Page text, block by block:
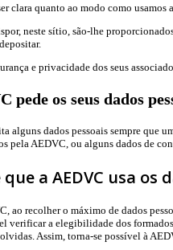
clara quanto ao modo como usamos
neste sítio, são-lhe
e privacidade dos seus
pede os seus dados
alguns dados pessoais sempre que
pela AEDVC, ou alguns dados de
que a AEDVC usa os
ao recolher o máximo de dados
verificar a elegibilidade dos
Assim, torna-se possível à